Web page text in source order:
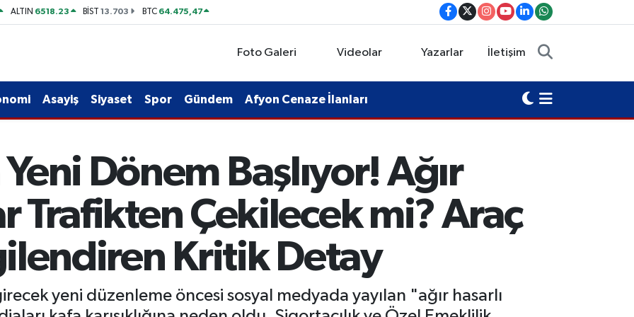
ALTIN 6518.23 BİST13.703 BTC 64.475,47
Foto Galeri Videolar Yazarlar İletişim
Asayiş Siyaset Spor Gündem Afyon Cenaze İlanları
Dönem Başlıyor! Ağır
Trafikten Çekilecek mi? Araç
Kritik Detay
yeni düzenleme öncesi sosyal medyada yayılan "ağır hasarlı